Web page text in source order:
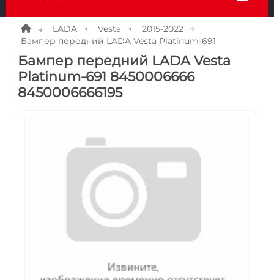
LADA Vesta
2015-2022
Бампер передний LADA Vesta Platinum-691
Бампер передний LADA Vesta
Platinum-691 8450006666
8450006666195